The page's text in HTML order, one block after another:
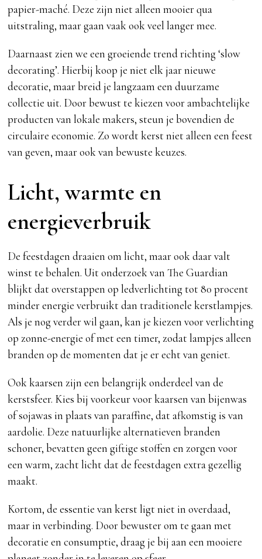
papier-maché. Deze zijn niet alleen mooier qua
uitstraling, maar gaan vaak ook veel langer mee.
Daarnaast zien we een groeiende trend richting ‘slow
decorating’. Hierbij koop je niet elk jaar nieuwe
decoratie, maar breid je langzaam een duurzame
collectie uit. Door bewust te kiezen voor ambachtelijke
producten van lokale makers, steun je bovendien de
circulaire economie. Zo wordt kerst niet alleen een feest
van geven, maar ook van bewuste keuzes.
Licht, warmte en
energieverbruik
De feestdagen draaien om licht, maar ook daar valt
winst te behalen. Uit onderzoek van The Guardian
blijkt dat overstappen op ledverlichting tot 80 procent
minder energie verbruikt dan traditionele kerstlampjes.
Als je nog verder wil gaan, kan je kiezen voor verlichting
op zonne-energie of met een timer, zodat lampjes alleen
branden op de momenten dat je er echt van geniet.
Ook kaarsen zijn een belangrijk onderdeel van de
kerstsfeer. Kies bij voorkeur voor kaarsen van bijenwas
of sojawas in plaats van paraffine, dat afkomstig is van
aardolie. Deze natuurlijke alternatieven branden
schoner, bevatten geen giftige stoffen en zorgen voor
een warm, zacht licht dat de feestdagen extra gezellig
maakt.
Kortom, de essentie van kerst ligt niet in overdaad,
maar in verbinding. Door bewuster om te gaan met
decoratie en consumptie, draag je bij aan een mooiere